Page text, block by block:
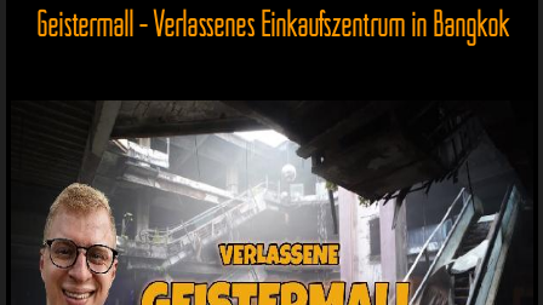
Geistermall - Verlassenes Einkaufszentrum in Bangkok